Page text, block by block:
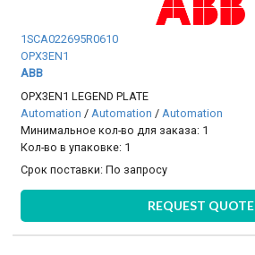
1SCA022695R0610
OPX3EN1
ABB
OPX3EN1 LEGEND PLATE
Automation / Automation / Automation
Минимальное кол-во для заказа: 1
Кол-во в упаковке: 1
Срок поставки:По запросу
REQUEST QUOTE